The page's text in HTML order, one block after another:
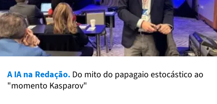
A IA na Redação. Do mito do papagaio estocástico ao
"momento Kasparov"